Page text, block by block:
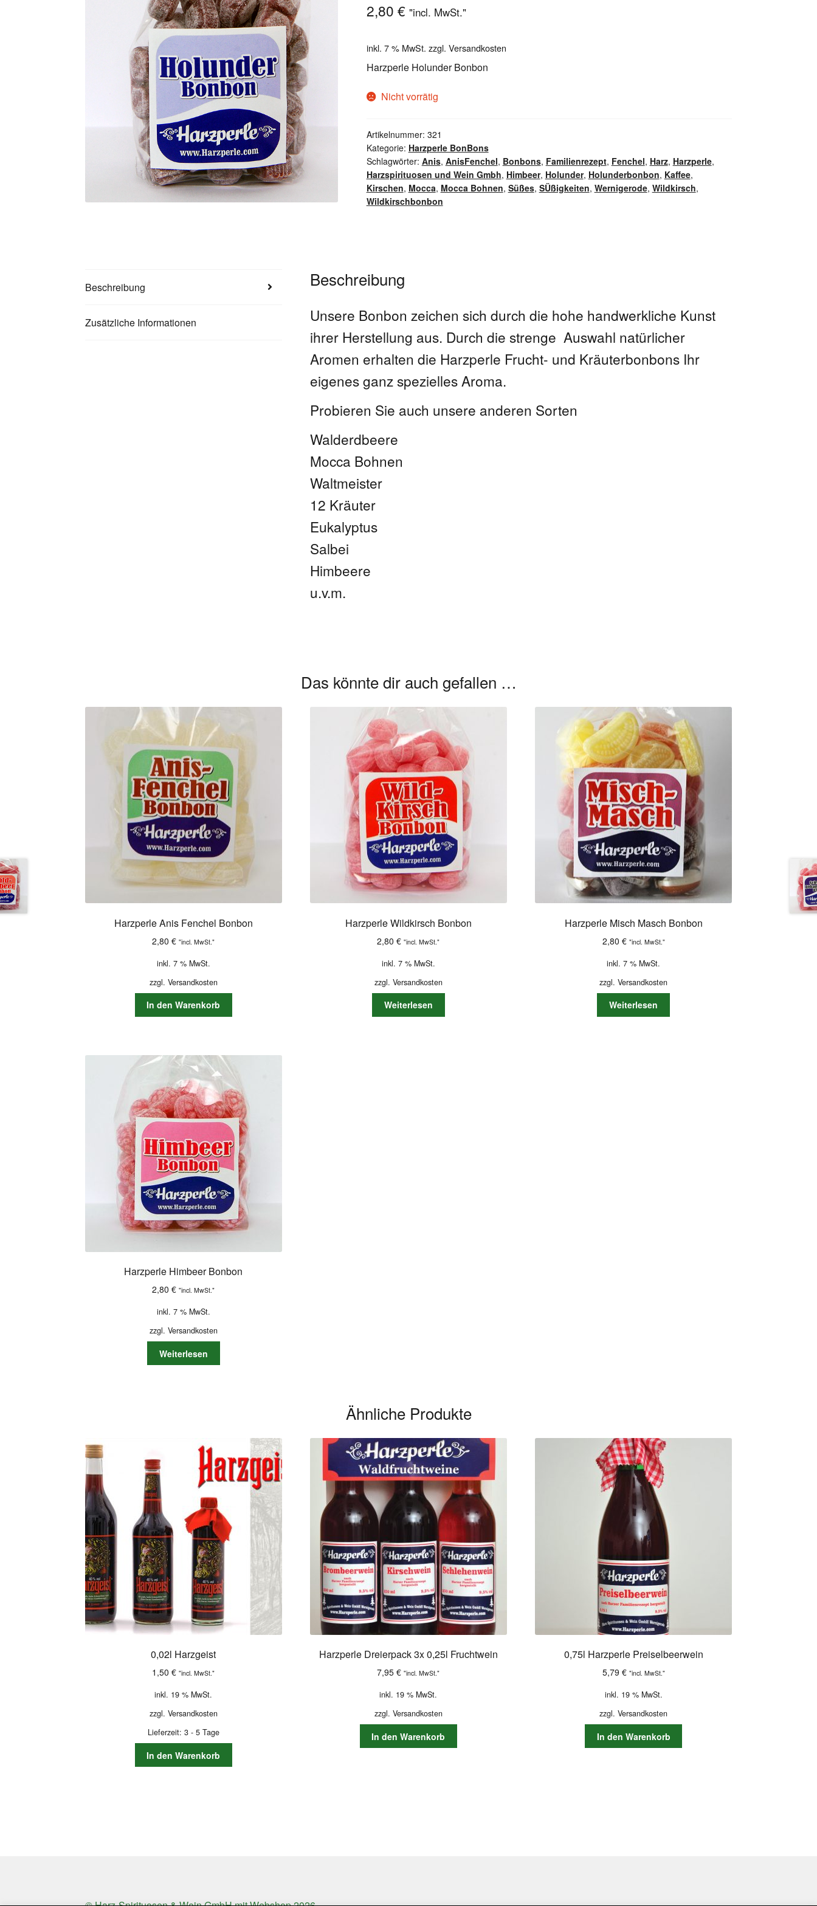
2,80 € "incl. MwSt."
inkl. 7 % MwSt. zzgl. Versandkosten
Harzperle Holunder Bonbon
Nicht vorrätig
Artikelnummer: 321
Kategorie: Harzperle BonBons
Schlagwörter: Anis, AnisFenchel, Bonbons, Familienrezept, Fenchel, Harz, Harzperle,
Harzspirituosen und Wein Gmbh, Himbeer, Holunder, Holunderbonbon, Kaffee,
Kirschen, Mocca, Mocca Bohnen, Süßes, SÜßigkeiten, Wernigerode, Wildkirsch,
Wildkirschbonbon
Beschreibung
Zusätzliche Informationen
Beschreibung
Unsere Bonbon zeichen sich durch die hohe handwerkliche Kunst
ihrer Herstellung aus. Durch die strenge Auswahl natürlicher
Aromen erhalten die Harzperle Frucht- und Kräuterbonbons Ihr
eigenes ganz spezielles Aroma.
Probieren Sie auch unsere anderen Sorten
Walderdbeere
Mocca Bohnen
Waltmeister
12 Kräuter
Eukalyptus
Salbei
Himbeere
u.v.m.
Das könnte dir auch gefallen …
Harzperle Anis Fenchel Bonbon
2,80€ "incl. MwSt."
inkl. 7 % MwSt.
zzgl. Versandkosten
In den Warenkorb
Harzperle Wildkirsch Bonbon
2,80€ "incl. MwSt."
inkl. 7 % MwSt.
zzgl. Versandkosten
Weiterlesen
Harzperle Misch Masch Bonbon
2,80 € "incl. MwSt."
inkl. 7 % MwSt.
zzgl.Versandkosten
Weiterlesen
Harzperle Himbeer Bonbon
2,80€ "incl. MwSt."
inkl. 7 % MwSt.
zzgl. Versandkosten
Weiterlesen
Ähnliche Produkte
0,02l Harzgeist
1,50€ "incl. MwSt."
inkl. 19 % MwSt.
zzgl. Versandkosten
Lieferzeit: 3 - 5 Tage
In den Warenkorb
Harzperle Dreierpack 3x 0,25l Fruchtwein
7,95€ "incl. MwSt."
inkl. 19 % MwSt.
zzgl. Versandkosten
In den Warenkorb
0,75l Harzperle Preiselbeerwein
5,79 € "incl. MwSt."
inkl. 19 % MwSt.
zzgl.Versandkosten
In den Warenkorb